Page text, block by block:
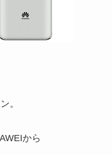
。
から